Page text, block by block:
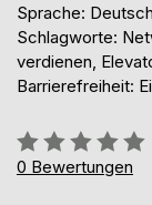
Sprache: Deutsch
Schlagworte:
verdienen,
Barrierefreiheit:
Bewertung::
0%
0 Bewertungen